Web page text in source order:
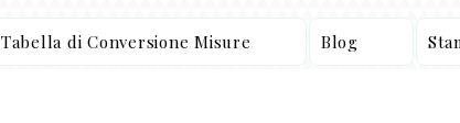
Tabella di Conversione Misure Blog